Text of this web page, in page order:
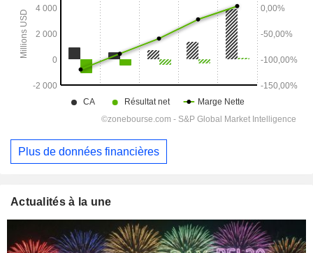
Plus de données financières
Actualités à la une